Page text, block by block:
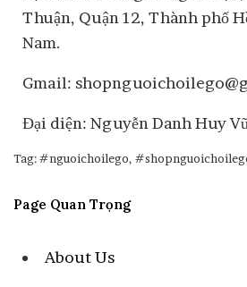
Thuận, Quận 12, Thành phố
Nam.
Gmail:
Đại diện: Nguyễn Danh Huy Vũ
Tag: #nguoichoilego,
Page Quan Trọng
About Us